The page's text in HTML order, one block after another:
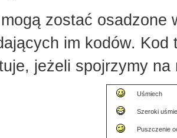
zostać osadzone
im kodów.
jeżeli spojrzymy
Uśmiech
Szeroki
Puszczenie